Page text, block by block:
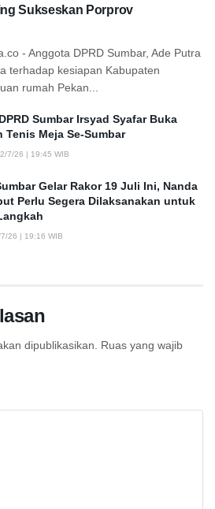
Sukseskan Porprov
- Anggota DPRD Sumbar, Ade Putra
terhadap kesiapan Kabupaten
rumah Pekan...
Sumbar Irsyad Syafar Buka
Tenis Meja Se-Sumbar
7/26 | 19:45 WIB
Gelar Rakor 19 Juli Ini, Nanda
Perlu Segera Dilaksanakan untuk
26 | 19:16 WIB
dipublikasikan.
Ruas yang wajib